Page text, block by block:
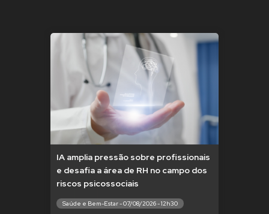
IA amplia pressão sobre profissionais
e desafia a área de RH no campo dos
riscos psicossociais
Saúde e Bem-Estar - 07/08/2026 - 12h30